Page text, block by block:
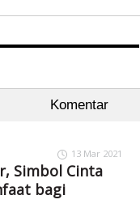
Komentar
13 Mar 2021
Simbol Cinta
bagi